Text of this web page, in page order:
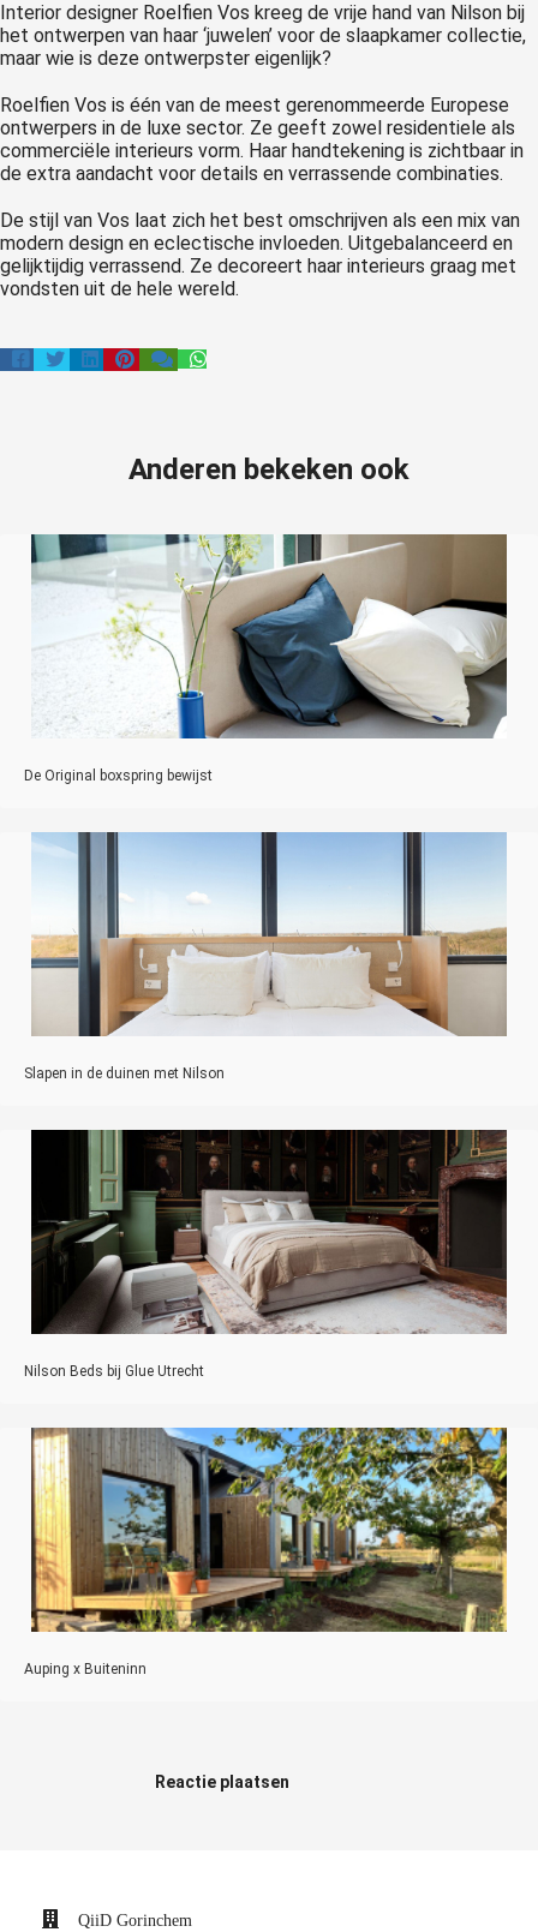
Interior designer Roelfien Vos kreeg de vrije hand van Nilson bij
het ontwerpen van haar ‘juwelen’ voor de slaapkamer collectie,
maar wie is deze ontwerpster eigenlijk?
Roelfien Vos is één van de meest gerenommeerde Europese
ontwerpers in de luxe sector. Ze geeft zowel residentiele als
commerciële interieurs vorm. Haar handtekening is zichtbaar in
de extra aandacht voor details en verrassende combinaties.
De stijl van Vos laat zich het best omschrijven als een mix van
modern design en eclectische invloeden. Uitgebalanceerd en
gelijktijdig verrassend. Ze decoreert haar interieurs graag met
vondsten uit de hele wereld.
Anderen bekeken ook
De Original boxspring bewijst
Slapen in de duinen met Nilson
Nilson Beds bij Glue Utrecht
Auping x Buiteninn
Reactie plaatsen
QiiD Gorinchem